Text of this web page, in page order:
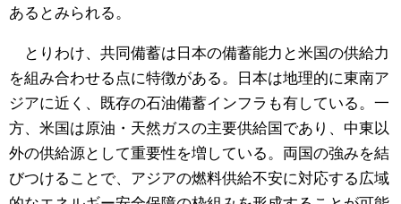
あるとみられる。
とりわけ、共同備蓄は日本の備蓄能力と米国の供給力
を組み合わせる点に特徴がある。日本は地理的に東南ア
ジアに近く、既存の石油備蓄インフラも有している。一
方、米国は原油・天然ガスの主要供給国であり、中東以
外の供給源として重要性を増している。両国の強みを結
びつけることで、アジアの燃料供給不安に対応する広域